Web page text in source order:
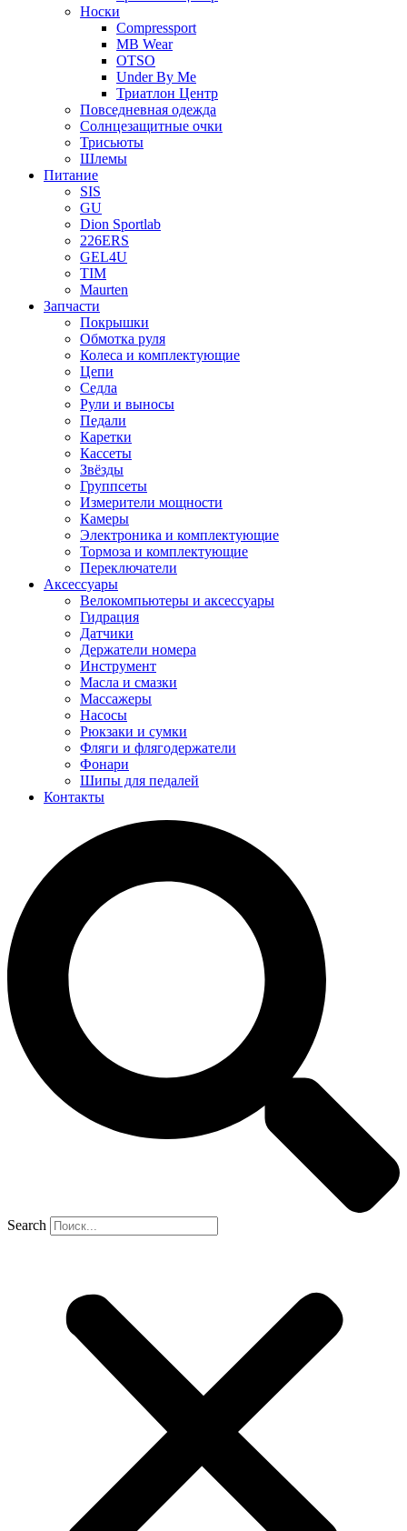
Носки
Compressport
MB Wear
OTSO
Under By Me
Триатлон Центр
Повседневная одежда
Солнцезащитные очки
Трисьюты
Шлемы
Питание
SIS
GU
Dion Sportlab
226ERS
GEL4U
TIM
Maurten
Запчасти
Покрышки
Обмотка руля
Колеса и комплектующие
Цепи
Седла
Рули и выносы
Педали
Каретки
Кассеты
Звёзды
Группсеты
Измерители мощности
Камеры
Электроника и комплектующие
Тормоза и комплектующие
Переключатели
Аксессуары
Велокомпьютеры и аксессуары
Гидрация
Датчики
Держатели номера
Инструмент
Масла и смазки
Массажеры
Насосы
Рюкзаки и сумки
Фляги и флягодержатели
Фонари
Шипы для педалей
Контакты
Search